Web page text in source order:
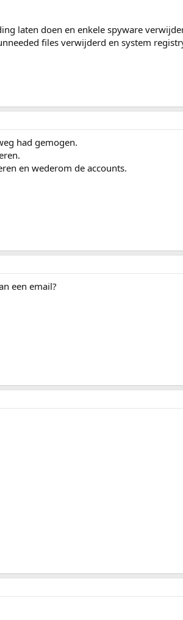
laten doen en enkele spyware
files verwijderd en system
had gemogen.
en wederom de accounts.
een email?